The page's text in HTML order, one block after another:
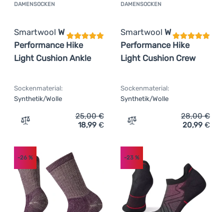
DAMENSOCKEN
Smartwool W
Performance Hike
Light Cushion Ankle
Kundenbewertung
Sockenmaterial:
Synthetik/Wolle
Zum Vergleich 'Damensocken Smartwool W
25,00€
18,99 €
DAMENSOCKEN
Smartwool W
Performance Hike
Light Cushion Crew
Sockenmaterial:
Synthetik/Wolle
Zum Vergleich
28,00€
20,99 €
-26 % -23%